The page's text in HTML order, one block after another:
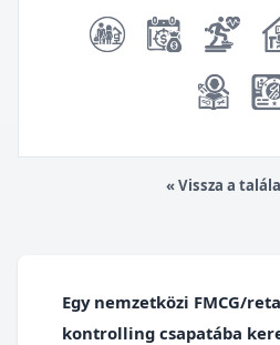
« Vissza a
Egy nemzetközi FMCG/
kontrolling csapatába